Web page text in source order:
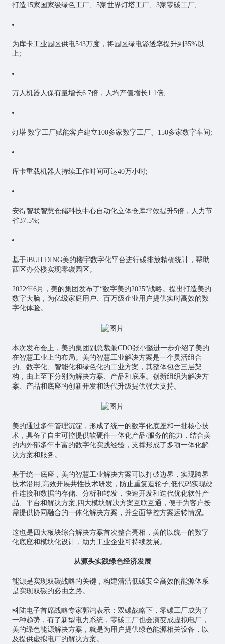
打造15家国家级绿色工厂、5家世界灯塔工厂、3家零碳工厂;
为库卡工业园区供电543万度，将园区绿电渗透率提升到35%以
上;
万人机器人保有量增长6.7倍，人均产值增长1.1倍;
灯塔|数字工厂赋能客户建立100多家数字工厂、150多家数字车间;
库卡重载机器人持续工作时间可达40万小时;
安得智联智慧仓储科技中心自动化立体仓库坪效提升5倍，人力节
省37.5%;
基于iBUILDING美的楼宇数字化平台进行碳排放精确统计，帮助
西区办公楼实现零碳园区。
2022年6月，美的集团发布了“数字美的2025”战略。提出打造美的
数字大脑，为亿级家庭用户、百万级企业用户提供实时高效的数
字化体验。
本次发布会上，美的集团副总裁兼CDO张小懿进一步介绍了美的
在智慧工业上的布局。美的智慧工业解决方案是一个灵活组合
的、数字化、智能化和绿色化的工业方案，其整体包含三层架
构，由上至下分别为解决方案、产品和底座。创新组织为解决方
案、产品和底座的创新开发和迭代升级提供强大支持。
美的通过多年管理沉淀，形成了统一的数字化底座和一批核心技
术，具备了自主可控提供软硬件一体化产品/服务的能力，结合美
的内外部多年丰富的数字化实践经验，支撑形成了多项一体化解
决方案和服务。
基于统一底座，美的智慧工业解决方案可以打破边界，实现跨界
技术沿用;高效开展共性技术研发，防止重复造轮子;低代码实现硬
件连接和数据的存储、分析和转发，快速开发和迭代优化软件产
品、平台和解决方案;四大模块解决方案互联互通，便于为客户按
需提供协同融合的一体化解决方案，并全面掌控方案运转情况。
这也是四大板块综合解决方案首次整合亮相，美的以统一的数字
化底座和模块化设计，助力工业企业可持续发展。
从源头实践绿色经济发展
能源是实现双碳战略的关键，构建清洁低碳安全高效的能源体系
是实现双碳的必由之路。
科陆电子首席战略专家郭鸿表示：双碳战略下，零碳工厂成为了
一种趋势，有了新型电力系统，零碳工厂也会演变成虚拟电厂，
美的绿色能源解决方案，就是为用户提供绿色能源相关设备，以
及提供虚拟电厂的解决方案。